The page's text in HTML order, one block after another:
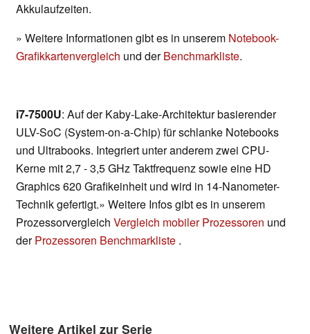
Akkulaufzeiten.
» Weitere Informationen gibt es in unserem Notebook-
Grafikkartenvergleich und derBenchmarkliste.
i7-7500U: Auf der Kaby-Lake-Architektur basierender
ULV-SoC (System-on-a-Chip) für schlanke Notebooks
und Ultrabooks. Integriert unter anderem zwei CPU-
Kerne mit 2,7 - 3,5 GHz Taktfrequenz sowie eine HD
Graphics 620 Grafikeinheit und wird in 14-Nanometer-
Technik gefertigt.» Weitere Infos gibt es in unserem
Prozessorvergleich Vergleich mobiler Prozessoren und
derProzessoren Benchmarkliste .
Weitere Artikel zur Serie